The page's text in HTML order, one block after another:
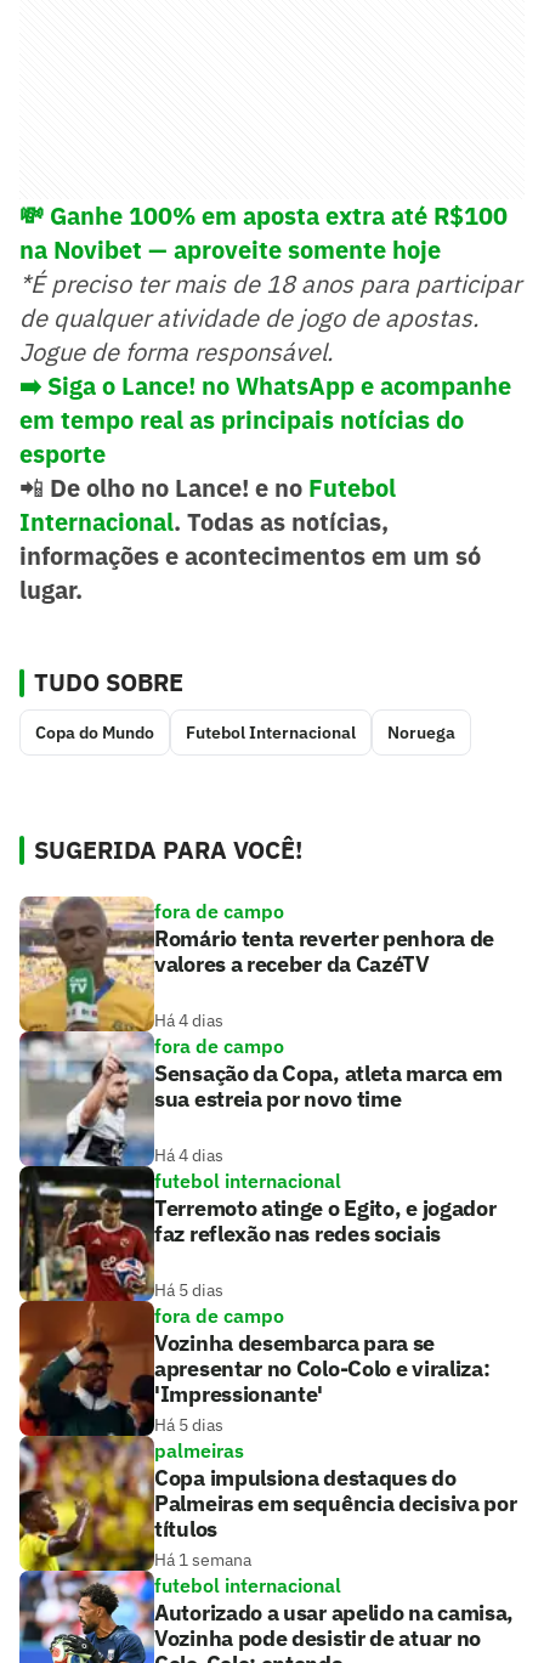
💸 Ganhe 100% em aposta extra até R$100
na Novibet — aproveite somente hoje
*É preciso ter mais de 18 anos para participar
de qualquer atividade de jogo de apostas.
Jogue de forma responsável.
➡️ Siga o Lance! no WhatsApp e acompanhe
em tempo real as principais notícias do
esporte
📲 De olho no Lance! e no Futebol
Internacional. Todas as notícias,
informações e acontecimentos em um só
lugar.
TUDO SOBRE
Copa do Mundo Futebol Internacional Noruega
SUGERIDA PARA VOCÊ!
fora de campo
Romário tenta reverter penhora de
valores a receber da CazéTV
Há 4 dias
fora de campo
Sensação da Copa, atleta marca em
sua estreia por novo time
Há 4 dias
futebol internacional
Terremoto atinge o Egito, e jogador
faz reflexão nas redes sociais
Há 5 dias
fora de campo
Vozinha desembarca para se
apresentar no Colo-Colo e viraliza:
'Impressionante'
Há 5 dias
palmeiras
Copa impulsiona destaques do
Palmeiras em sequência decisiva por
títulos
Há 1 semana
futebol internacional
Autorizado a usar apelido na camisa,
Vozinha pode desistir de atuar no